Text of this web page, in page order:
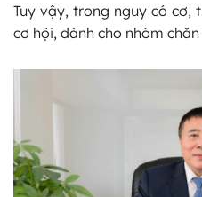
Tuy vậy, trong nguy có cơ,
cơ hội, dành cho nhóm